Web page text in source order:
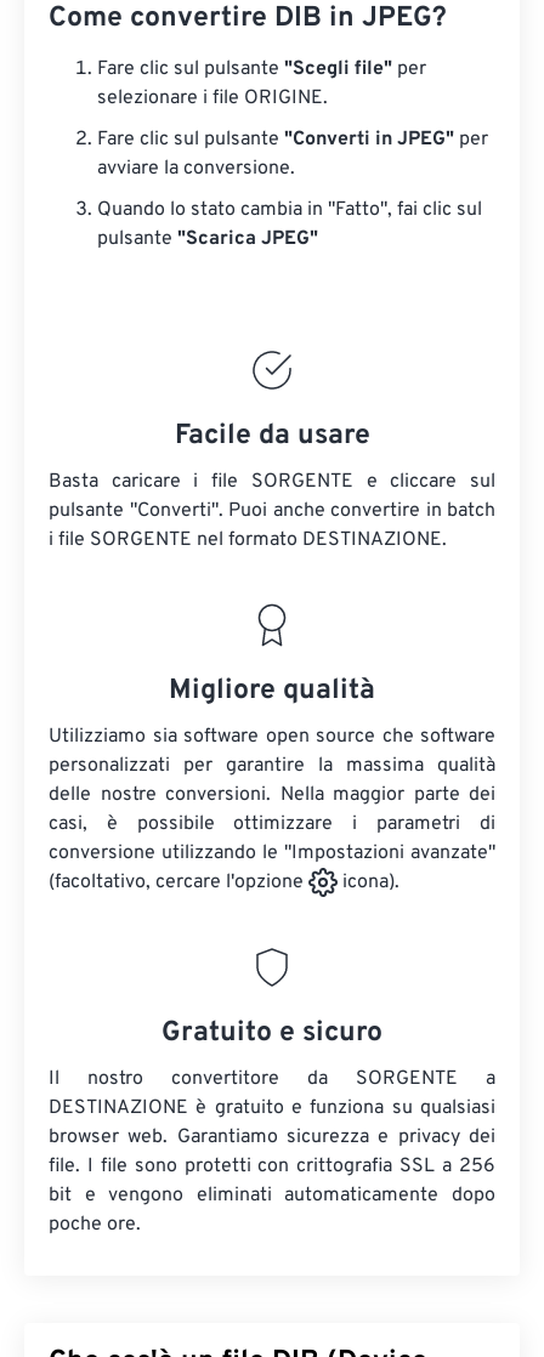
Come convertire DIB in JPEG?
Fare clic sul pulsante "Scegli file" per
selezionare i file ORIGINE.
Fare clic sul pulsante "Converti in JPEG" per
avviare la conversione.
Quando lo stato cambia in "Fatto", fai clic sul
pulsante "Scarica JPEG"
Facile da usare
Basta caricare i file SORGENTE e cliccare sul
pulsante "Converti". Puoi anche convertire in batch
i file SORGENTE nel formato DESTINAZIONE.
Migliore qualità
Utilizziamo sia software open source che software
personalizzati per garantire la massima qualità
delle nostre conversioni. Nella maggior parte dei
casi, è possibile ottimizzare i parametri di
conversione utilizzando le "Impostazioni avanzate"
(facoltativo, cercare l'opzione
icona).
Gratuito e sicuro
Il nostro convertitore da SORGENTE a
DESTINAZIONE è gratuito e funziona su qualsiasi
browser web. Garantiamo sicurezza e privacy dei
file. I file sono protetti con crittografia SSL a 256
bit e vengono eliminati automaticamente dopo
poche ore.